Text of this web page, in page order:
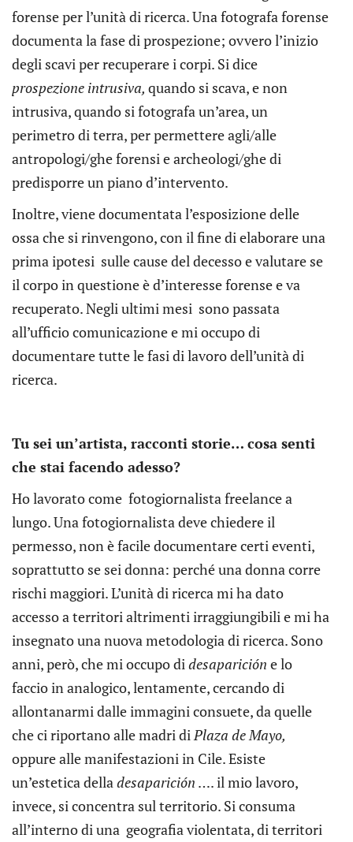
forense per l’unità di ricerca. Una fotografa forense
documenta la fase di prospezione; ovvero l’inizio
degli scavi per recuperare i corpi. Si dice
prospezione intrusiva, quando si scava, e non
intrusiva, quando si fotografa un’area, un
perimetro di terra, per permettere agli/alle
antropologi/ghe forensi e archeologi/ghe di
predisporre un piano d’intervento.
Inoltre, viene documentata l’esposizione delle
ossa che si rinvengono, con il fine di elaborare una
prima ipotesi sulle cause del decesso e valutare se
il corpo in questione è d’interesse forense e va
recuperato. Negli ultimi mesi sono passata
all’ufficio comunicazione e mi occupo di
documentare tutte le fasi di lavoro dell’unità di
ricerca.
Tu sei un’artista, racconti storie… cosa senti
che stai facendo adesso?
Ho lavorato come fotogiornalista freelance a
lungo. Una fotogiornalista deve chiedere il
permesso, non è facile documentare certi eventi,
soprattutto se sei donna: perché una donna corre
rischi maggiori. L’unità di ricerca mi ha dato
accesso a territori altrimenti irraggiungibili e mi ha
insegnato una nuova metodologia di ricerca. Sono
anni, però, che mi occupo di desaparición e lo
faccio in analogico, lentamente, cercando di
allontanarmi dalle immagini consuete, da quelle
che ci riportano alle madri di Plaza de Mayo,
oppure alle manifestazioni in Cile. Esiste
un’estetica della desaparición …. il mio lavoro,
invece, si concentra sul territorio. Si consuma
all’interno di una geografia violentata, di territori